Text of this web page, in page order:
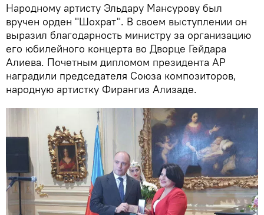
Народному артисту Эльдару Мансурову был
вручен орден "Шохрат". В своем выступлении он
выразил благодарность министру за организацию
его юбилейного концерта во Дворце Гейдара
Алиева. Почетным дипломом президента АР
наградили председателя Союза композиторов,
народную артистку Фирангиз Ализаде.